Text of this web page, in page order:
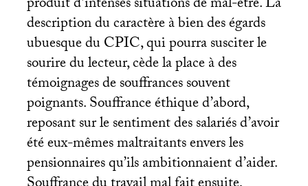
produit d’intenses situations de mal-être. La
description du caractère à bien des égards
ubuesque duCPIC, qui pourra susciter le
sourire du lecteur, cède la place à des
témoignages de souffrances souvent
poignants. Souffrance éthique d’abord,
reposant sur le sentiment des salariés d’avoir
été eux-mêmes maltraitants envers les
pensionnaires qu’ils ambitionnaient d’aider.